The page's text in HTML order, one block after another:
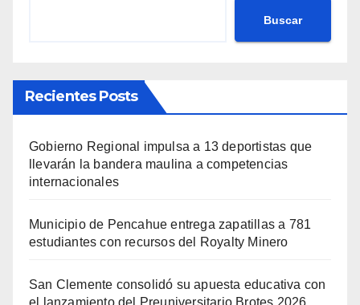
Buscar
Recientes Posts
Gobierno Regional impulsa a 13 deportistas que
llevarán la bandera maulina a competencias
internacionales
Municipio de Pencahue entrega zapatillas a 781
estudiantes con recursos del Royalty Minero
San Clemente consolidó su apuesta educativa con